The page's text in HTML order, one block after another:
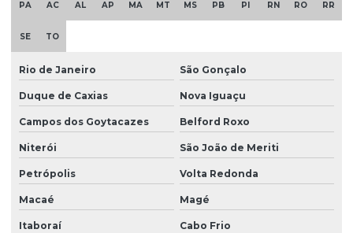
PA AC AL AP MA MT MS PB PI RN RO RR
SE TO
Rio de Janeiro São Gonçalo
Duque de Caxias Nova Iguaçu
Campos dos Goytacazes Belford Roxo
Niterói São João de Meriti
Petrópolis Volta Redonda
Macaé Magé
Itaboraí Cabo Frio